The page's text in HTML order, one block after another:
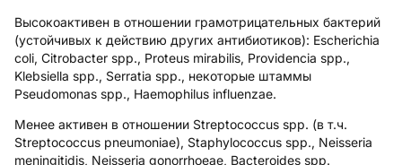
Высокоактивен в отношении грамотрицательных бактерий
(устойчивых к действию других антибиотиков): Escherichia
coli, Citrobacter spp., Proteus mirabilis, Providencia spp.,
Klebsiella spp., Serratia spp., некоторые штаммы
Pseudomonas spp., Haemophilus influenzae.
Менее активен в отношении Streptococcus spp. (в т.ч.
Streptococcus pneumoniae), Staphylococcus spp., Neisseria
meningitidis, Neisseria gonorrhoeae, Bacteroides spp.